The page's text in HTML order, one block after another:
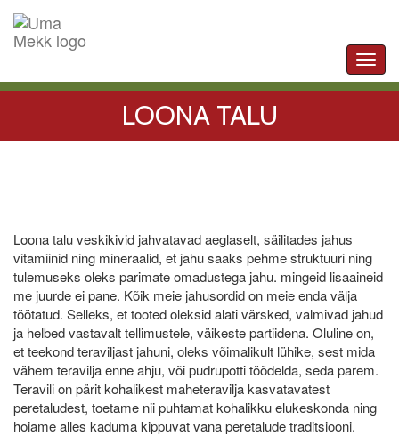
LOONA TALU
Loona talu veskikivid jahvatavad aeglaselt, säilitades jahus
vitamiinid ning mineraalid, et jahu saaks pehme struktuuri ning
tulemuseks oleks parimate omadustega jahu. mingeid lisaaineid
me juurde ei pane. Kõik meie jahusordid on meie enda välja
töötatud. Selleks, et tooted oleksid alati värsked, valmivad jahud
ja helbed vastavalt tellimustele, väikeste partiidena. Oluline on,
et teekond teraviljast jahuni, oleks võimalikult lühike, sest mida
vähem teravilja enne ahju, või pudrupotti töödelda, seda parem.
Teravili on pärit kohalikest maheteravilja kasvatavatest
peretaludest, toetame nii puhtamat kohalikku elukeskonda ning
hoiame alles kaduma kippuvat vana peretalude traditsiooni.